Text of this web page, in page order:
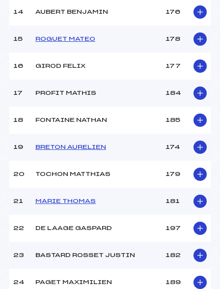
14 AUBERT BENJAMIN 176
15 ROGUET MATEO 178
16 GIROD FELIX 177
17 PROFIT MATHIS 184
18 FONTAINE NATHAN 185
19 BRETON AURELIEN 174
20 TOCHON MATTHIAS 179
21 MARIE THOMAS 181
22 DE LAAGE GASPARD 197
23 BASTARD ROSSET JUSTIN 182
24 PAGET MAXIMILIEN 189